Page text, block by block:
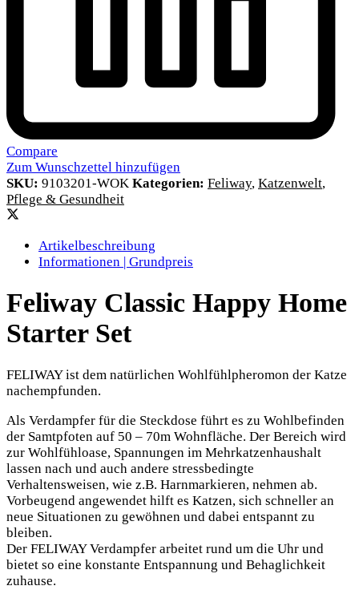
Compare
Zum Wunschzettel hinzufügen
SKU: 9103201-WOK Kategorien: Feliway, Katzenwelt,
Pflege & Gesundheit
Artikelbeschreibung
Informationen | Grundpreis
Feliway Classic Happy Home
Starter Set
FELIWAY ist dem natürlichen Wohlfühlpheromon der Katze
nachempfunden.
Als Verdampfer für die Steckdose führt es zu Wohlbefinden
der Samtpfoten auf 50 – 70m Wohnfläche. Der Bereich wird
zur Wohlfühloase, Spannungen im Mehrkatzenhaushalt
lassen nach und auch andere stressbedingte
Verhaltensweisen, wie z.B. Harnmarkieren, nehmen ab.
Vorbeugend angewendet hilft es Katzen, sich schneller an
neue Situationen zu gewöhnen und dabei entspannt zu
bleiben.
Der FELIWAY Verdampfer arbeitet rund um die Uhr und
bietet so eine konstante Entspannung und Behaglichkeit
zuhause.